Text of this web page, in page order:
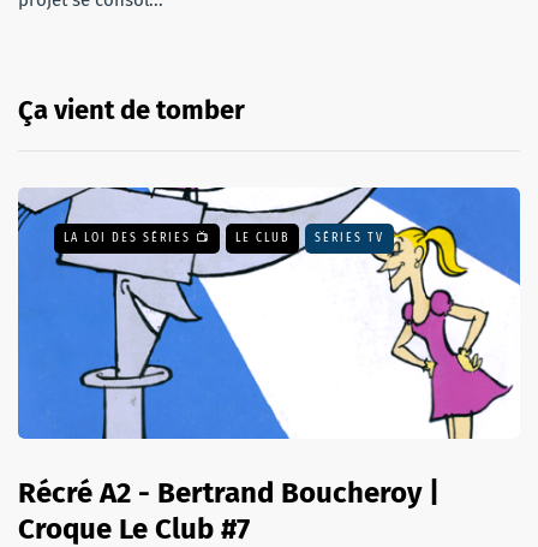
Ça vient de tomber
LA LOI DES SÉRIES 📺 LE CLUB SÉRIES TV
Récré A2 - Bertrand Boucheroy |
Croque Le Club #7